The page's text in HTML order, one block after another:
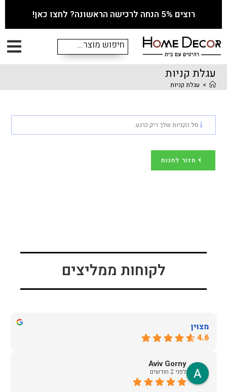
רוצים 5% הנחה לרכישה הראשונה? לחצו כאן!
עגלת קניות
> עגלת קניות
סל הקניות שלך ריק כרגע.
חזור לחנות
לקוחות ממליצים
מצוין
4.6
Aviv Gorny
לפני 2 חודשים